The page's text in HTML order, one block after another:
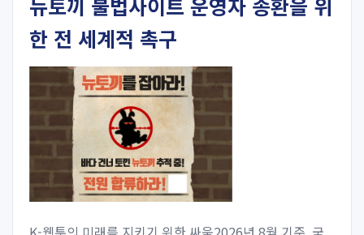
한 전 세계적 촉구